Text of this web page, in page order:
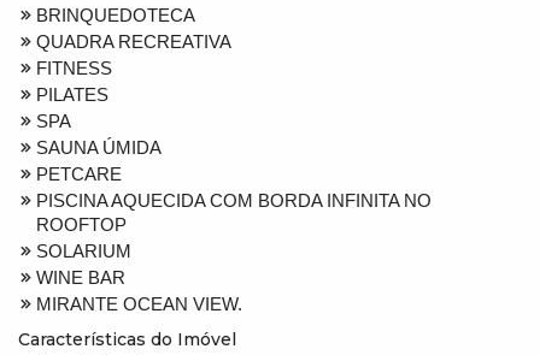
BRINQUEDOTECA
QUADRA RECREATIVA
FITNESS
PILATES
SPA
SAUNA ÚMIDA
PETCARE
PISCINA AQUECIDA COM BORDA INFINITA NO
ROOFTOP
SOLARIUM
WINE BAR
MIRANTE OCEAN VIEW.
Características do Imóvel